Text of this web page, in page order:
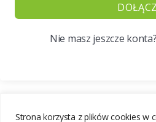
Strona korzysta z plików cookies w
DOŁĄCZ
Nie masz jeszcze